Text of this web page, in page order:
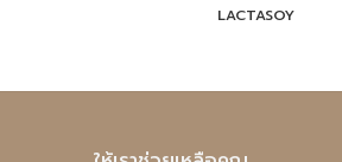
LACTASOY